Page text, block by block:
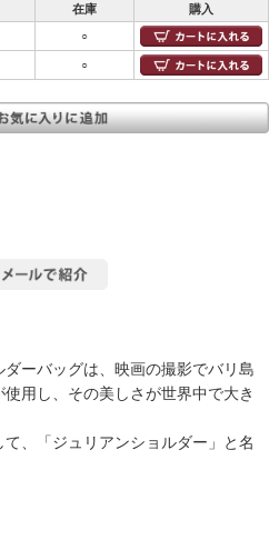
在庫 購入
○
○
ーバッグは、映画の撮影でバリ島
用し、その美しさが世界中で大き
、「ジュリアンショルダー」と名